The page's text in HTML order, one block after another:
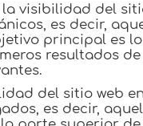
la visibilidad del
es decir,
principal es
resultados
del sitio web
es decir,